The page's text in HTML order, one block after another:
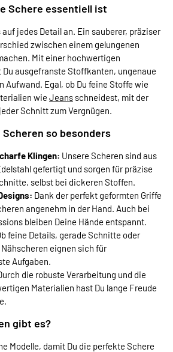
Schere essentiell ist
jedes Detail an. Ein sauberer, präziser
zwischen einem gelungenen
Mit einer hochwertigen
ausgefranste Stoffkanten, ungenaue
Aufwand. Egal, ob Du feine Stoffe wie
wie Jeans schneidest, mit der
Schnitt zum Vergnügen.
Scheren so besonders
Klingen: Unsere Scheren sind aus
gefertigt und sorgen für präzise
selbst bei dickeren Stoffen.
Dank der perfekt geformten Griffe
angenehm in der Hand. Auch bei
bleiben Deine Hände entspannt.
feine Details, gerade Schnitte oder
Nähscheren eignen sich für
Aufgaben.
die robuste Verarbeitung und die
Materialien hast Du lange Freude
gibt es?
Modelle, damit Du die perfekte Schere